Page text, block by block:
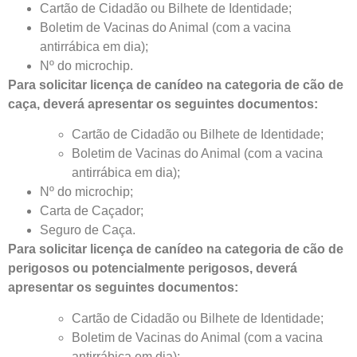
Cartão de Cidadão ou Bilhete de Identidade;
Boletim de Vacinas do Animal (com a vacina
antirrábica em dia);
Nº do microchip.
Para solicitar licença de canídeo na categoria de cão de
caça, deverá apresentar os seguintes documentos:
Cartão de Cidadão ou Bilhete de Identidade;
Boletim de Vacinas do Animal (com a vacina
antirrábica em dia);
Nº do microchip;
Carta de Caçador;
Seguro de Caça.
Para solicitar licença de canídeo na categoria de cão de
perigosos ou potencialmente perigosos, deverá
apresentar os seguintes documentos:
Cartão de Cidadão ou Bilhete de Identidade;
Boletim de Vacinas do Animal (com a vacina